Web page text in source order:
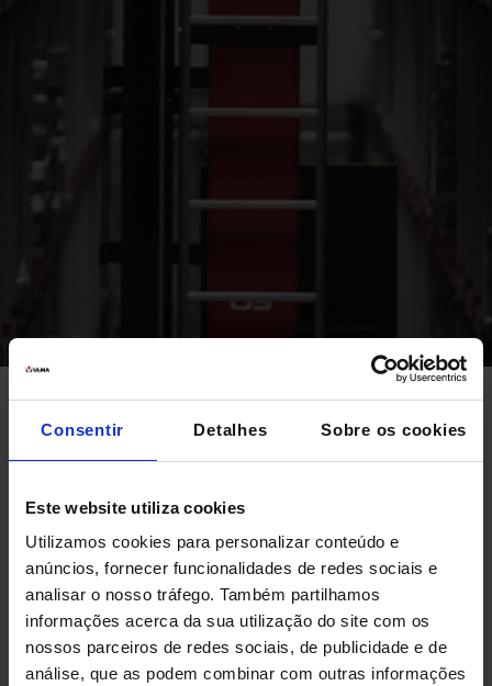
Consentir Detalhes Sobre os cookies
Este website utiliza cookies
Utilizamos cookies para personalizar conteúdo e
anúncios, fornecer funcionalidades de redes sociais e
analisar o nosso tráfego. Também partilhamos
informações acerca da sua utilização do site com os
nossos parceiros de redes sociais, de publicidade e de
análise, que as podem combinar com outras informações
Nosso armazém automático Unit Load se
fiabilidade e versatilidade
O que é o transelevador de paletes
Unit Load?
OstranselevadoresUnit Loadsão usados